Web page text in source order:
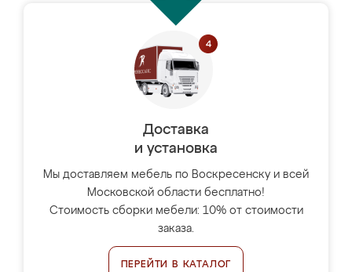
Доставка
и установка
Мы доставляем мебель по Воскресенску и всей
Московской области бесплатно!
Стоимость сборки мебели: 10% от стоимости
заказа.
ПЕРЕЙТИ В КАТАЛОГ